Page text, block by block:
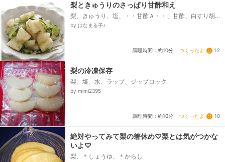
梨ときゅうりのさっぱり甘酢和え
梨、きゅうり、塩、・・甘酢Ａ・・、甘酢、白すり胡
麻、しょうゆ
by はなまる子♪
調理時間：約10分 つくったよ 12
梨の冷凍保存
梨、塩、水、ラップ、ジップロック
by mimi2395
調理時間：約10分 つくったよ 10
絶対やってみて梨の箸休め♡梨とは気がつかな
いよ♡
梨、＊しょうゆ、＊からし